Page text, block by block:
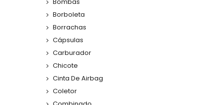
Borboleta
Borrachas
Cápsulas
Carburador
Chicote
Cinta De Airbag
Coletor